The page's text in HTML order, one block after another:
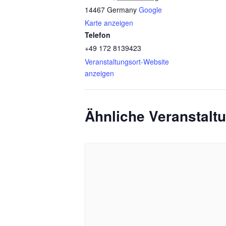
14467 Germany Google
Karte anzeigen
Telefon
+49 172 8139423
Veranstaltungsort-Website
anzeigen
Ähnliche